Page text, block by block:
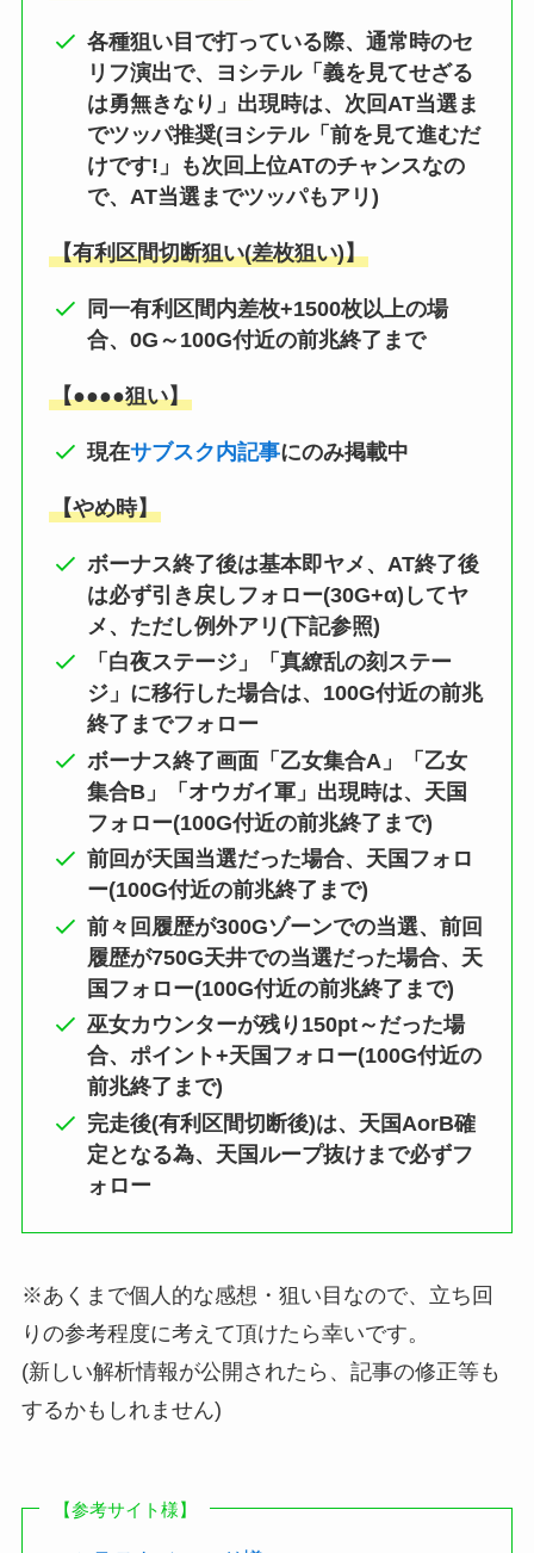
各種狙い目で打っている際、通常時のセ
リフ演出で、ヨシテル「義を見てせざる
は勇無きなり」出現時は、次回AT当選ま
でツッパ推奨(ヨシテル「前を見て進むだ
けです!」も次回上位ATのチャンスなの
で、AT当選までツッパもアリ)
【有利区間切断狙い(差枚狙い)】
同一有利区間内差枚+1500枚以上の場
合、0G～100G付近の前兆終了まで
【●●●●狙い】
現在サブスク内記事にのみ掲載中
【やめ時】
ボーナス終了後は基本即ヤメ、AT終了後
は必ず引き戻しフォロー(30G+α)してヤ
メ、ただし例外アリ(下記参照)
「白夜ステージ」「真繚乱の刻ステー
ジ」に移行した場合は、100G付近の前兆
終了までフォロー
ボーナス終了画面「乙女集合A」「乙女
集合B」「オウガイ軍」出現時は、天国
フォロー(100G付近の前兆終了まで)
前回が天国当選だった場合、天国フォロ
ー(100G付近の前兆終了まで)
前々回履歴が300Gゾーンでの当選、前回
履歴が750G天井での当選だった場合、 天
国フォロー(100G付近の前兆終了まで)
巫女カウンターが残り150pt～だった場
合、ポイント+天国フォロー(100G付近の
前兆終了まで)
完走後(有利区間切断後)は、天国AorB確
定となる為、天国ループ抜けまで必ずフ
ォロー
※あくまで個人的な感想・狙い目なので、立ち回
りの参考程度に考えて頂けたら幸いです。
(新しい解析情報が公開されたら、記事の修正等も
するかもしれません)
【参考サイト様】